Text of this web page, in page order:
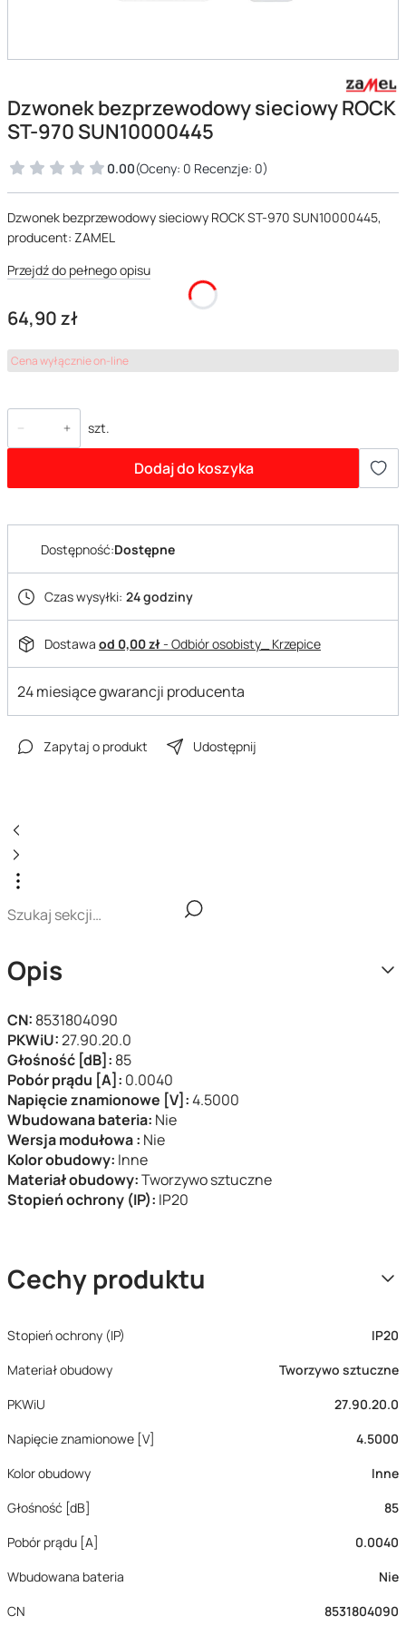
Dzwonek bezprzewodowy sieciowy ROCK
ST-970 SUN10000445
0.00(Oceny: 0 Recenzje: 0)
Dzwonek bezprzewodowy sieciowy ROCK ST-970 SUN10000445,
producent: ZAMEL
Przejdź do pełnego opisu
Cena
64,90 zł
Cena wyłącznie on-line
szt.
Dodaj do koszyka
Dostępność:Dostępne
Czas wysyłki: 24 godziny
Dostawa od 0,00 zł- Odbiór osobisty_ Krzepice
24 miesiące gwarancji producenta
Zapytaj o produkt Udostępnij
Opis
CN: 8531804090
PKWiU:27.90.20.0
Głośność [dB]: 85
Pobór prądu [A]: 0.0040
Napięcie znamionowe [V]:4.5000
Wbudowana bateria: Nie
Wersja modułowa : Nie
Kolor obudowy: Inne
Materiał obudowy:Tworzywo sztuczne
Stopień ochrony (IP): IP20
Cechy produktu
Stopień ochrony (IP)
IP20
Materiał obudowy
Tworzywo sztuczne
PKWiU
27.90.20.0
Napięcie znamionowe [V]
4.5000
Kolor obudowy
Inne
Głośność [dB]
85
Pobór prądu [A]
0.0040
Wbudowana bateria
Nie
CN
8531804090